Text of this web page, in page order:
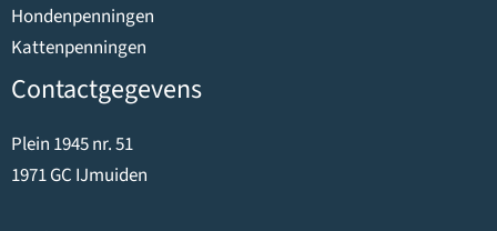
Hondenpenningen
Kattenpenningen
Contactgegevens
Plein 1945 nr. 51
1971 GC IJmuiden